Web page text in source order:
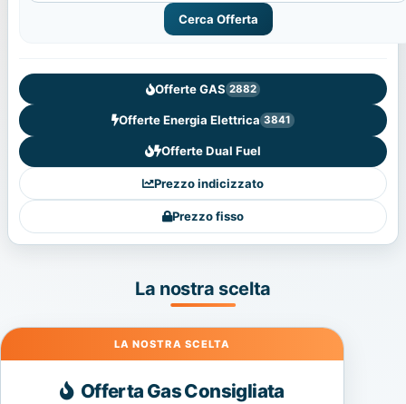
Cerca Offerta
Offerte GAS 2882
Offerte Energia Elettrica 3841
Offerte Dual Fuel
Prezzo indicizzato
Prezzo fisso
La nostra scelta
Gas
Offerta Gas Consigliata